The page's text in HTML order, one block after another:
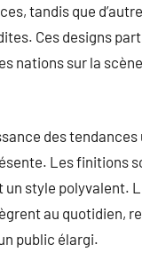
tandis que
Ces designs
nations sur la scène
des
Les finitions
style polyvalent.
au quotidien,
public élargi.